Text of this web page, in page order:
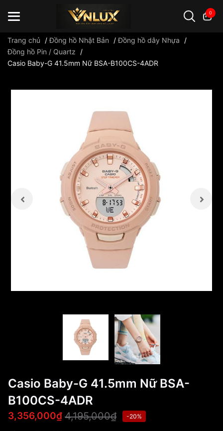
0
Đồng hồ casio đồng hồ G-Shock đồng hồ Orient ...
Trang chủ /Đồng hồ Nhật Bản /Đồng hồ dây Nhựa
/
Đồng hồ Pin / Quartz
/
Casio Baby-G 41.5mm Nữ BSA-B100CS-4ADR
Casio Baby-G 41.5mm Nữ BSA-
B100CS-4ADR
3,356,000₫ 4,195,000₫ -20%